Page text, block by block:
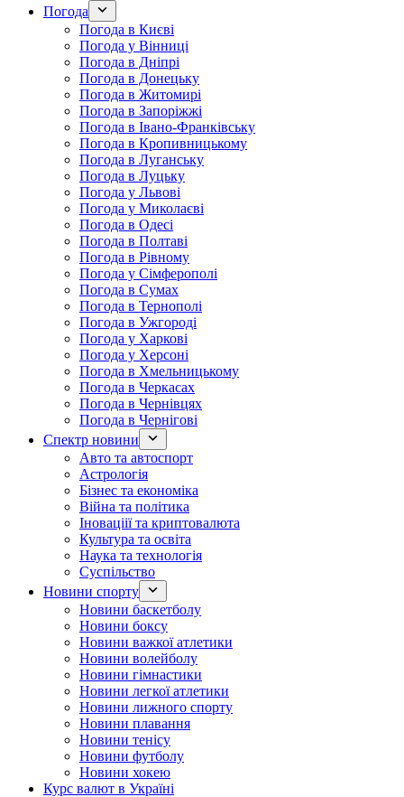
Погода
Погода в Києві
Погода у Вінниці
Погода в Дніпрі
Погода в Донецьку
Погода в Житомирі
Погода в Запоріжжі
Погода в Івано-Франківську
Погода в Кропивницькому
Погода в Луганську
Погода в Луцьку
Погода у Львові
Погода у Миколаєві
Погода в Одесі
Погода в Полтаві
Погода в Рівному
Погода у Сімферополі
Погода в Сумах
Погода в Тернополі
Погода в Ужгороді
Погода у Харкові
Погода у Херсоні
Погода в Хмельницькому
Погода в Черкасах
Погода в Чернівцях
Погода в Чернігові
Спектр новини
Авто та автоспорт
Астрологія
Бізнес та економіка
Війна та політика
Іноваціії та криптовалюта
Культура та освіта
Наука та технологія
Суспільство
Новини спорту
Новини баскетболу
Новини боксу
Новини важкої атлетики
Новини волейболу
Новини гімнастики
Новини легкої атлетики
Новини лижного спорту
Новини плавання
Новини тенісу
Новини футболу
Новини хокею
Курс валют в Україні